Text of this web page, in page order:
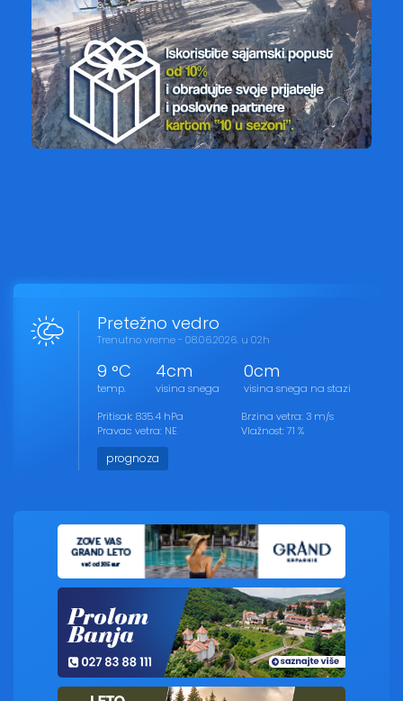
Pretežno vedro
Trenutno vreme - 08.06.2026. u 02h
9 °C
temp.
4cm
visina snega
0cm
visina snega na stazi
Pritisak: 835.4 hPa
Pravac vetra: NE
Brzina vetra: 3 m/s
Vlažnost: 71 %
prognoza